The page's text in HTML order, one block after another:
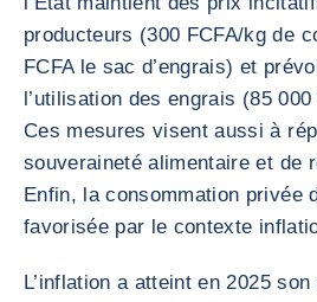
producteurs (300 FCFA/kg de
FCFA le sac d’engrais) et
l’utilisation des engrais (85
Ces mesures visent aussi à
souveraineté alimentaire et de
Enfin, la consommation privée
favorisée par le contexte
L’inflation a atteint en 2025